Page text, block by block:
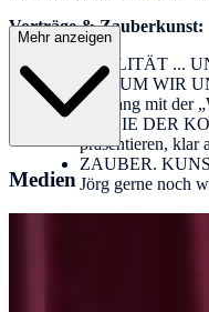
Vorträge & Zauberkunst:
REALITÄT ...
WARUM WIR
Umgang mit der
MAGIE DER
präsentieren, klar
ZAUBER.
Jörg gerne noch
Mehr anzeigen
Medien